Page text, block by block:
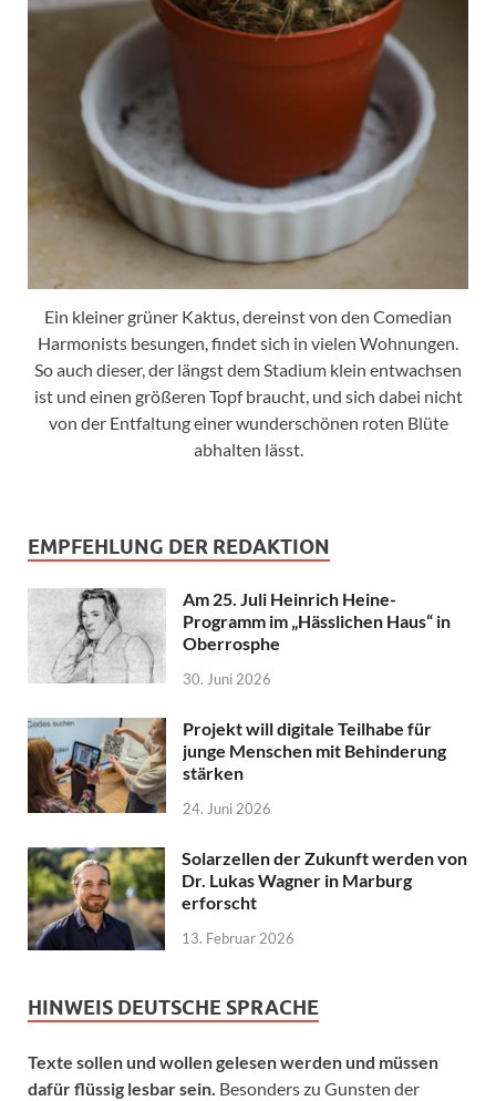
Ein kleiner grüner Kaktus, dereinst von den Comedian
Harmonists besungen, findet sich in vielen Wohnungen.
So auch dieser, der längst dem Stadium klein entwachsen
ist und einen größeren Topf braucht, und sich dabei nicht
von der Entfaltung einer wunderschönen roten Blüte
abhalten lässt.
EMPFEHLUNG DER REDAKTION
Am 25. Juli Heinrich Heine-
Programm im „Hässlichen Haus“ in
Oberrosphe
30. Juni 2026
Projekt will digitale Teilhabe für
junge Menschen mit Behinderung
stärken
24. Juni 2026
Solarzellen der Zukunft werden von
Dr. Lukas Wagner in Marburg
erforscht
13. Februar 2026
HINWEIS DEUTSCHE SPRACHE
Texte sollen und wollen gelesen werden und müssen
dafür flüssig lesbar sein. Besonders zu Gunsten der